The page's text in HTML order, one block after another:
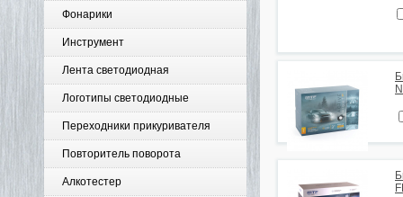
Фонарики
Инструмент
Лента светодиодная
Логотипы светодиодные
Переходники прикуривателя
Повторитель поворота
Алкотестер